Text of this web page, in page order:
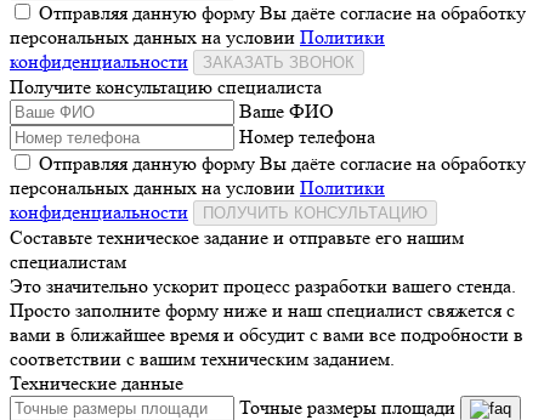
Отправляя данную форму Вы даёте согласие на обработку
персональных данных на условии Политики
конфиденциальности
ЗАКАЗАТЬ ЗВОНОК
Получите консультацию специалиста
Ваше ФИО
Номер телефона
Отправляя данную форму Вы даёте согласие на обработку
персональных данных на условии Политики
конфиденциальности
ПОЛУЧИТЬ КОНСУЛЬТАЦИЮ
Составьте техническое задание и отправьте его нашим
специалистам
Это значительно ускорит процесс разработки вашего стенда.
Просто заполните форму ниже и наш специалист свяжется с
вами в ближайшее время и обсудит с вами все подробности в
соответствии с вашим техническим заданием.
Технические данные
Точные размеры площади